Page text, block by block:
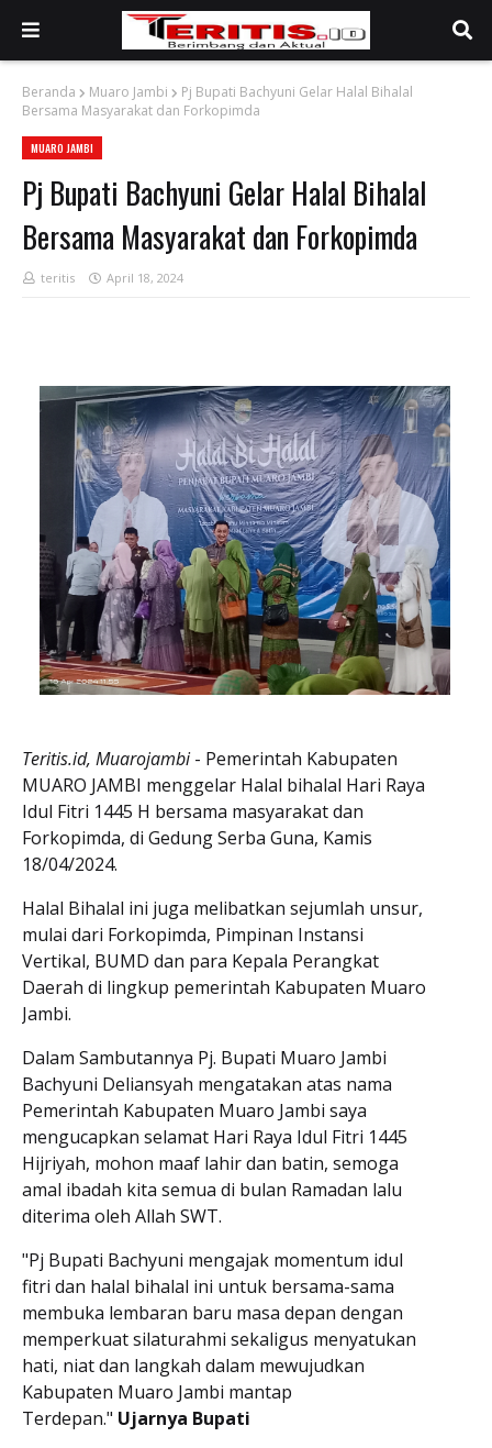
Beranda Muaro Jambi
Pj Bupati Bachyuni Gelar Halal Bihalal
Bersama Masyarakat dan Forkopimda
MUARO JAMBI
Pj Bupati Bachyuni Gelar Halal Bihalal
Bersama Masyarakat dan Forkopimda
teritis April 18, 2024
Teritis.id, Muarojambi- Pemerintah Kabupaten
MUARO JAMBI menggelar Halal bihalal Hari Raya
Idul Fitri 1445 H bersama masyarakat dan
Forkopimda, di Gedung Serba Guna, Kamis
18/04/2024.
Halal Bihalal ini juga melibatkan sejumlah unsur,
mulai dari Forkopimda, Pimpinan Instansi
Vertikal, BUMD dan para Kepala Perangkat
Daerah di lingkup pemerintah Kabupaten Muaro
Jambi.
Dalam Sambutannya Pj. Bupati Muaro Jambi
Bachyuni Deliansyah mengatakan atas nama
Pemerintah Kabupaten Muaro Jambi saya
mengucapkan selamat Hari Raya Idul Fitri 1445
Hijriyah, mohon maaf lahir dan batin, semoga
amal ibadah kita semua di bulan Ramadan lalu
diterima oleh Allah SWT.
"Pj Bupati Bachyuni mengajak momentum idul
fitri dan halal bihalal ini untuk bersama-sama
membuka lembaran baru masa depan dengan
memperkuat silaturahmi sekaligus menyatukan
hati, niat dan langkah dalam mewujudkan
Kabupaten Muaro Jambi mantap
Terdepan." Ujarnya Bupati